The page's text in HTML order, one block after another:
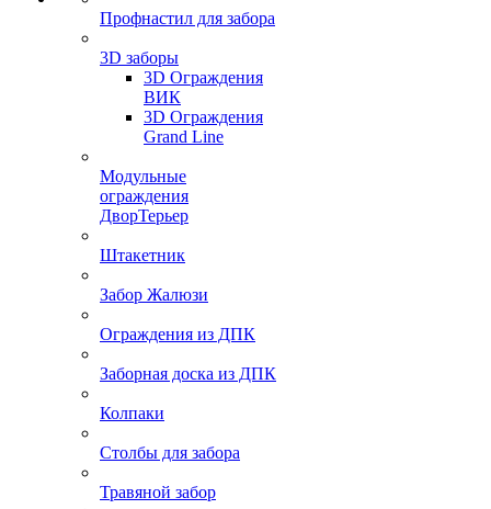
Профнастил для забора
3D заборы
3D Ограждения
ВИК
3D Ограждения
Grand Line
Модульные
ограждения
ДворТерьер
Штакетник
Забор Жалюзи
Ограждения из ДПК
Заборная доска из ДПК
Колпаки
Столбы для забора
Травяной забор